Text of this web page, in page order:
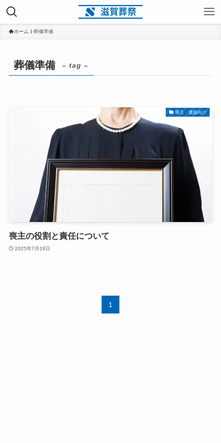
ホーム 葬儀準備
葬儀準備 – tag –
喪主・遺族向け
喪主の役割と責任について
2025年7月18日
1